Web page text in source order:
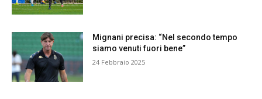
Mignani precisa: “Nel secondo tempo
siamo venuti fuori bene”
24 Febbraio 2025